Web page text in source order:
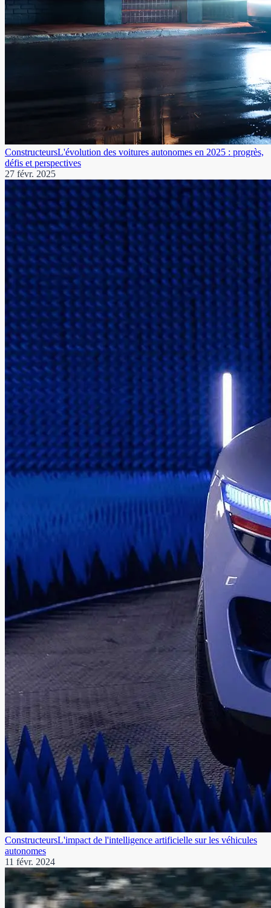
ConstructeursL'évolution des voitures autonomes en 2025 : progrès,
défis et perspectives
27 févr. 2025
ConstructeursL'impact de l'intelligence artificielle sur les véhicules
autonomes
11 févr. 2024